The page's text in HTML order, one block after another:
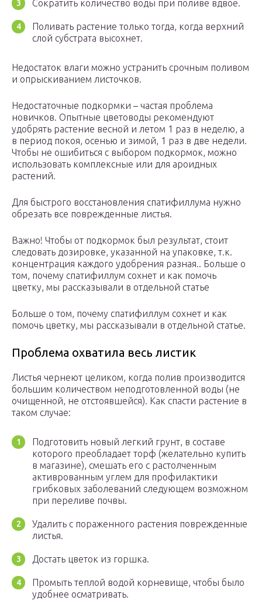
Сократить количество воды при поливе вдвое.
Поливать растение только тогда, когда верхний
слой субстрата высохнет.
Недостаток влаги можно устранить срочным поливом
и опрыскиванием листочков.
Недостаточные подкормки – частая проблема
новичков. Опытные цветоводы рекомендуют
удобрять растение весной и летом 1 раз в неделю, а
в период покоя, осенью и зимой, 1 раз в две недели.
Чтобы не ошибиться с выбором подкормок, можно
использовать комплексные или для ароидных
растений.
Для быстрого восстановления спатифиллума нужно
обрезать все поврежденные листья.
Важно! Чтобы от подкормок был результат, стоит
следовать дозировке, указанной на упаковке, т.к.
концентрация каждого удобрения разная.. Больше о
том, почему спатифиллум сохнет и как помочь
цветку, мы рассказывали в отдельной статье
Больше о том, почему спатифиллум сохнет и как
помочь цветку, мы рассказывали в отдельной статье.
Проблема охватила весь листик
Листья чернеют целиком, когда полив производится
большим количеством неподготовленной воды (не
очищенной, не отстоявшейся). Как спасти растение в
таком случае:
Подготовить новый легкий грунт, в составе
которого преобладает торф (желательно купить
в магазине), смешать его с растолченным
активрованным углем для профилактики
грибковых заболеваний следующем возможном
при переливе почвы.
Удалить с пораженного растения поврежденные
листья.
Достать цветок из горшка.
Промыть теплой водой корневище, чтобы было
удобнее осматривать.